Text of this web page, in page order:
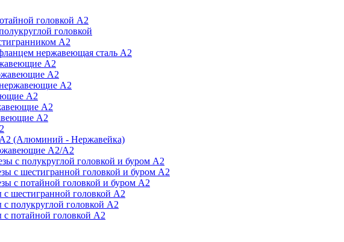
головкой А2
головкой
А2
нержавеющая сталь А2
А2
А2
А2
А2
А2
А2
(Алюминий - Нержавейка)
A2/A2
с полукруглой головкой и буром А2
с шестигранной головкой и буром А2
с потайной головкой и буром А2
шестигранной головкой А2
полукруглой головкой А2
потайной головкой А2